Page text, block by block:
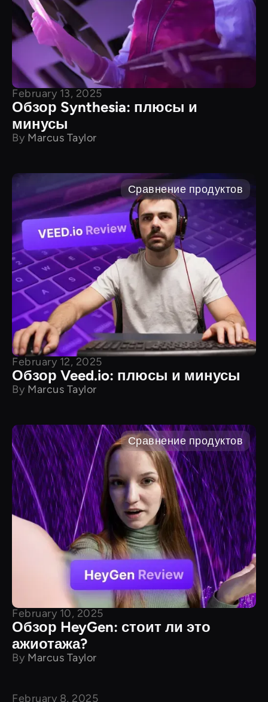
February 13, 2025
Обзор Synthesia: плюсы и
минусы
By Marcus Taylor
Сравнение продуктов
February 12, 2025
Обзор Veed.io: плюсы и минусы
By Marcus Taylor
Сравнение продуктов
February 10, 2025
Обзор HeyGen: стоит ли это
ажиотажа?
By Marcus Taylor
February 8, 2025